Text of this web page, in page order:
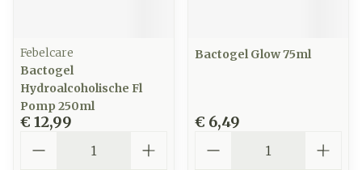
Febelcare
Bactogel
Hydroalcoholische Fl
Pomp 250ml
€ 12,99
Bactogel Glow 75ml
€ 6,49